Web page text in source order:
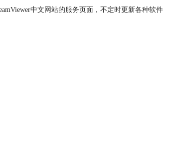
中文网站的服务页面，不定时更新各种软件